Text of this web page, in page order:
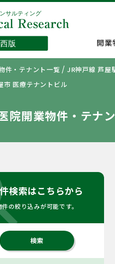
開業
件・テナント一覧 / JR神戸線 芦屋
市 医療テナントビル
院開業物件・テナ
検索はこちらから
件の絞り込みが可能です。